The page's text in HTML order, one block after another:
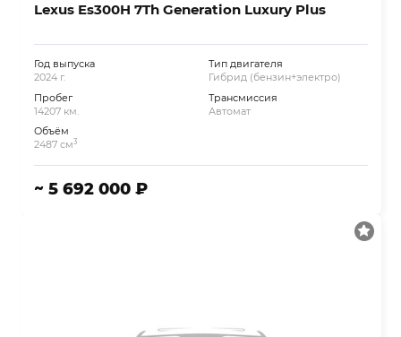
Lexus Es300H 7Th Generation Luxury Plus
Год выпуска
2024 г.
Пробег
14207 км.
Объём
2487 см3
Тип двигателя
Гибрид (бензин+электро)
Трансмиссия
Автомат
~ 5 692 000 ₽